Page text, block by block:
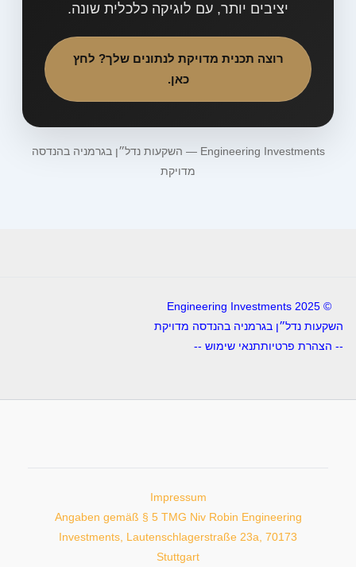
יציבים יותר, עם לוגיקה כלכלית שונה.
רוצה תכנית מדויקת לנתונים שלך? לחץ
כאן.
Engineering Investments — השקעות נדל״ן בגרמניה בהנדסה
מדויקת
© 2025 Engineering Investments
השקעות נדל״ן בגרמניה בהנדסה מדויקת
-- הצהרת פרטיותתנאי שימוש --
Impressum
Angaben gemäß § 5 TMG Niv Robin Engineering
Investments, Lautenschlagerstraße 23a, 70173
Stuttgart